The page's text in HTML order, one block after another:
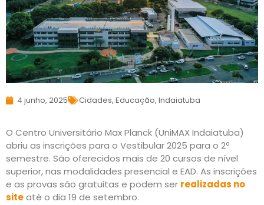
4 junho, 2025 Cidades, Educação, Indaiatuba
O Centro Universitário Max Planck (UniMAX Indaiatuba)
abriu as inscrições para o Vestibular 2025 para o 2º
semestre. São oferecidos mais de 20 cursos de nível
superior, nas modalidades presencial e EAD. As inscrições
e as provas são gratuitas e podem ser realizadas no
siteaté o dia 19 de setembro.